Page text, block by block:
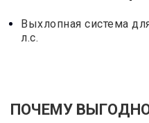
Выхлопная система
л.с.
ПОЧЕМУ